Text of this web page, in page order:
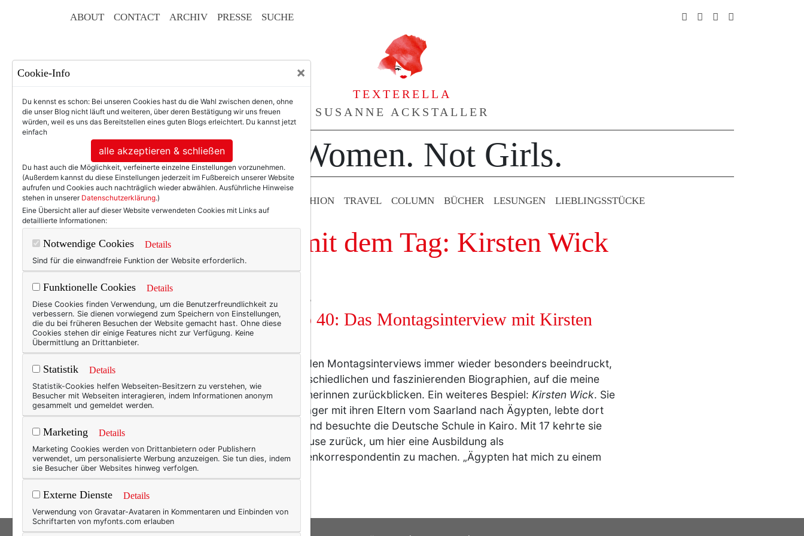
ABOUT CONTACT ARCHIV PRESSE SUCHE
TEXTERELLA
SUSANNE ACKSTALLER
For Women. Not Girls.
BEAUTY & FASHION TRAVEL COLUMN BÜCHER LESUNGEN LIEBLINGS­STÜCKE
Einträge mit dem Tag: Kirsten Wick
50+ LIFESTYLE
Frauen ab 40: Das Montagsinterview mit Kirsten
Wick.
Was mich an den Montagsinterviews immer wieder besonders beeindruckt,
sind die unterschiedlichen und faszinierenden Biographien, auf die meine
Interviewpartnerinnen zurückblicken. Ein weiteres Bespiel: Kirsten Wick. Sie
ging als Teenager mit ihren Eltern vom Saarland nach Ägypten, lebte dort
einige Jahre und besuchte die Deutsche Schule in Kairo. Mit 17 kehrte sie
dann nach Hause zurück, um hier eine Ausbildung als
Fremdsprachenkorrespondentin zu machen. „Ägypten hat mich zu einem
Cookie-Info ×
Du kennst es schon: Bei unseren Cookies hast du die Wahl zwischen denen, ohne
die unser Blog nicht läuft und weiteren, über deren Bestätigung wir uns freuen
würden, weil es uns das Bereitstellen eines guten Blogs erleichtert. Du kannst jetzt
einfach
alle akzeptieren & schließen
Du hast auch die Möglichkeit, verfeinerte einzelne Einstellungen vorzunehmen.
(Außerdem kannst du diese Einstellungen jederzeit im Fußbereich unserer Website
aufrufen und Cookies auch nachträglich wieder abwählen. Ausführliche Hinweise
stehen in unserer Datenschutzerklärung.)
Eine Übersicht aller auf dieser Website verwendeten Cookies mit Links auf
detaillierte Informationen:
Notwendige Cookies Details
Sind für die einwandfreie Funktion der Website erforderlich.
Funktionelle Cookies Details
Diese Cookies finden Verwendung, um die Benutzerfreundlichkeit zu
verbessern. Sie dienen vorwiegend zum Speichern von Einstellungen,
die du bei früheren Besuchen der Website gemacht hast. Ohne diese
Cookies stehen dir einige Features nicht zur Verfügung. Keine
Übermittlung an Drittanbieter.
Statistik Details
Statistik-Cookies helfen Webseiten-Besitzern zu verstehen, wie
Besucher mit Webseiten interagieren, indem Informationen anonym
gesammelt und gemeldet werden.
Marketing Details
Marketing Cookies werden von Drittanbietern oder Publishern
verwendet, um personalisierte Werbung anzuzeigen. Sie tun dies, indem
sie Besucher über Websites hinweg verfolgen.
Externe Dienste Details
Verwendung von Gravatar-Avataren in Kommentaren und Einbinden von
Schriftarten von myfonts.com erlauben